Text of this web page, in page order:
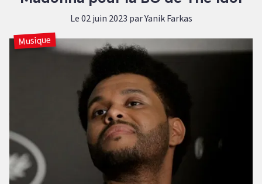
Le 02 juin 2023 par Yanik Farkas
Musique